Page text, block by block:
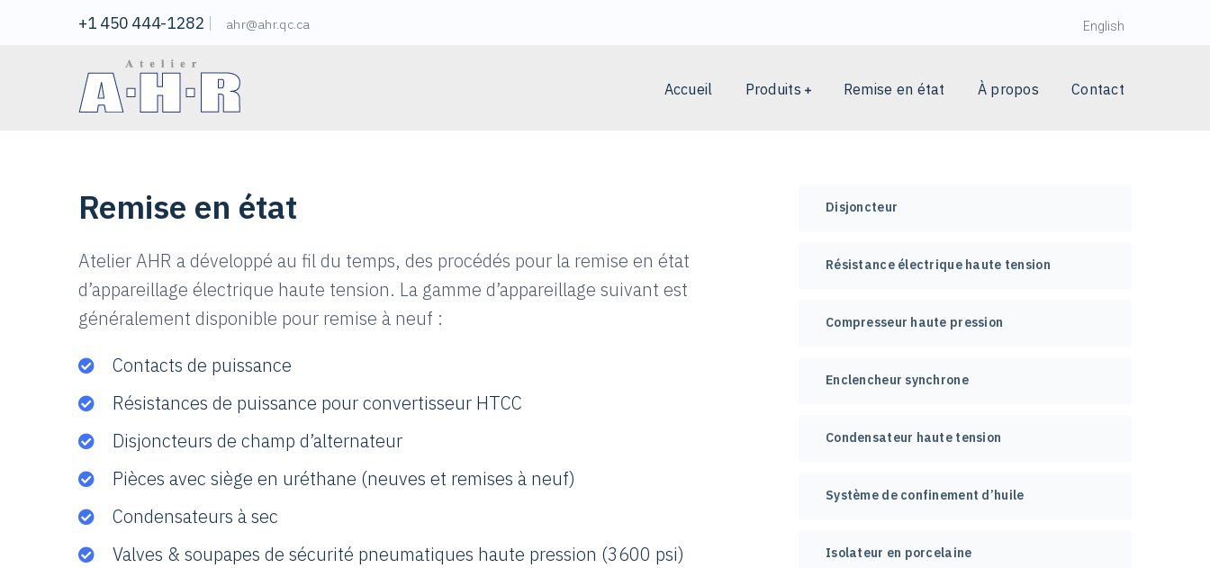
+1 450 444-1282 ahr@ahr.qc.ca English
Accueil Produits Remise en état À propos Contact
Remise en état
Atelier AHR a développé au fil du temps, des procédés pour la remise en état
d’appareillage électrique haute tension. La gamme d’appareillage suivant est
généralement disponible pour remise à neuf :
Contacts de puissance
Résistances de puissance pour convertisseur HTCC
Disjoncteurs de champ d’alternateur
Pièces avec siège en uréthane (neuves et remises à neuf)
Condensateurs à sec
Valves & soupapes de sécurité pneumatiques haute pression (3600 psi)
Disjoncteur
Résistance électrique haute tension
Compresseur haute pression
Enclencheur synchrone
Condensateur haute tension
Système de confinement d’huile
Isolateur en porcelaine